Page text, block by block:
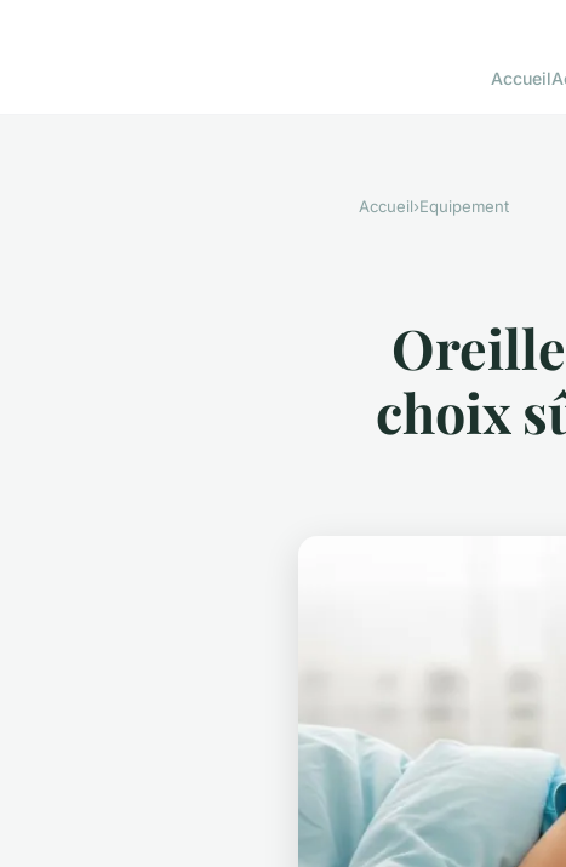
Accueil
Accueil›Equipement
choix